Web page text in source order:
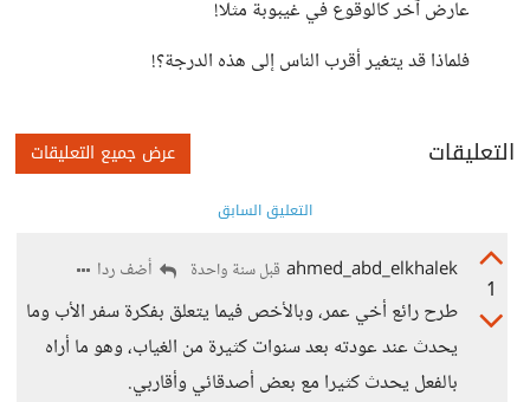
عارض آخر كالوقوع في غيبوبة مثلًا!
فلماذا قد يتغير أقرب الناس إلى هذه الدرجة؟!
التعليقات عرض جميع التعليقات
التعليق السابق
1
ahmed_abd_elkhalek قبل سنة واحدة أضف ردا
طرح رائع أخي عمر، وبالأخص فيما يتعلق بفكرة سفر الأب وما
يحدث عند عودته بعد سنوات كثيرة من الغياب، وهو ما أراه
بالفعل يحدث كثيرا مع بعض أصدقائي وأقاربي.